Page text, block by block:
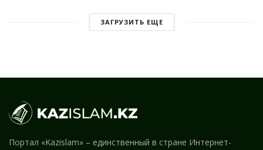
ЗАГРУЗИТЬ ЕЩЕ
Портал «Kazislam» – единственный в стране Интернет-